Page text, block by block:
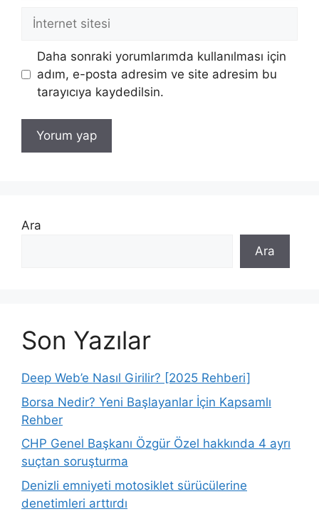
İnternet
sitesi
Daha sonraki yorumlarımda kullanılması için
adım, e-posta adresim ve site adresim bu
tarayıcıya kaydedilsin.
Ara
Ara
Son Yazılar
Deep Web’e Nasıl Girilir? [2025 Rehberi]
Borsa Nedir? Yeni Başlayanlar İçin Kapsamlı
Rehber
CHP Genel Başkanı Özgür Özel hakkında 4 ayrı
suçtan soruşturma
Denizli emniyeti motosiklet sürücülerine
denetimleri arttırdı